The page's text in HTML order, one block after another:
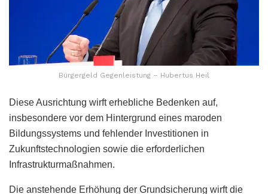
Bürgergeld Gegenleistung – Hubertus Heil
Diese Ausrichtung wirft erhebliche Bedenken auf,
insbesondere vor dem Hintergrund eines maroden
Bildungssystems und fehlender Investitionen in
Zukunftstechnologien sowie die erforderlichen
Infrastrukturmaßnahmen.
Die anstehende Erhöhung der Grundsicherung wirft die